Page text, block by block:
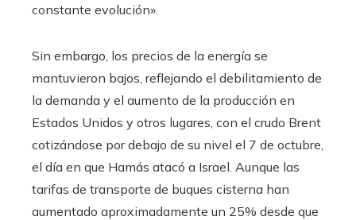
constante evolución».
Sin embargo, los precios de la energía se
mantuvieron bajos, reflejando el debilitamiento de
la demanda y el aumento de la producción en
Estados Unidos y otros lugares, con el crudo Brent
cotizándose por debajo de su nivel el 7 de octubre,
el día en que Hamás atacó a Israel. Aunque las
tarifas de transporte de buques cisterna han
aumentado aproximadamente un 25% desde que